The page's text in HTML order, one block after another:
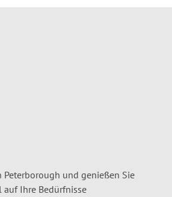
Peterborough und genießen Sie
auf Ihre Bedürfnisse